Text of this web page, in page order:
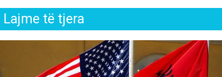
Lajme të tjera